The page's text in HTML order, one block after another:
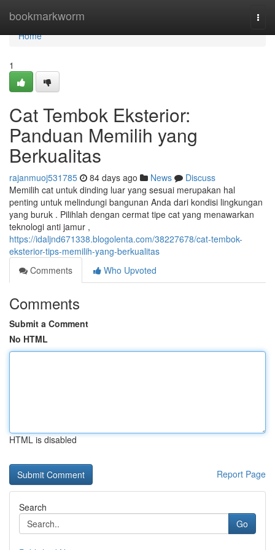
bookmarkworm
Home
Home
1
Cat Tembok Eksterior:
Panduan Memilih yang
Berkualitas
rajanmuoj531785 84 days ago News
Discuss
Memilih cat untuk dinding luar yang sesuai merupakan hal
penting untuk melindungi bangunan Anda dari kondisi lingkungan
yang buruk . Pilihlah dengan cermat tipe cat yang menawarkan
teknologi anti jamur ,
https://idaljnd671338.blogolenta.com/38227678/cat-tembok-
eksterior-tips-memilih-yang-berkualitas
Comments
Who Upvoted
Comments
Submit a Comment
No HTML
HTML is disabled
Report Page
Search
Go